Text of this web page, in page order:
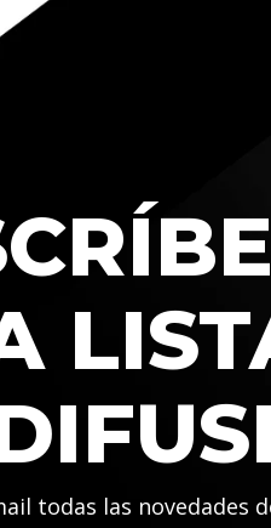
todas las novedades